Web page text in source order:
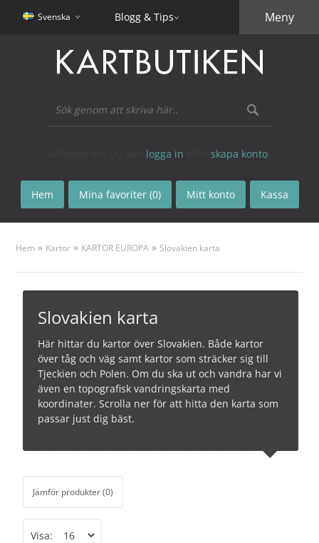
Svenska Blogg & Tips
logga in skapa konto
Hem Mina favoriter (0) Mitt konto Kassa
Meny
Hem » Kartor » KARTOR EUROPA » Slovakien karta
Slovakien karta
Här hittar du kartor över Slovakien. Både kartor
över tåg och väg samt kartor som sträcker sig till
Tjeckien och Polen. Om du ska ut och vandra har vi
även en topografisk vandringskarta med
koordinater. Scrolla ner för att hitta den karta som
passar just dig bäst.
Jämför produkter (0)
Visa: